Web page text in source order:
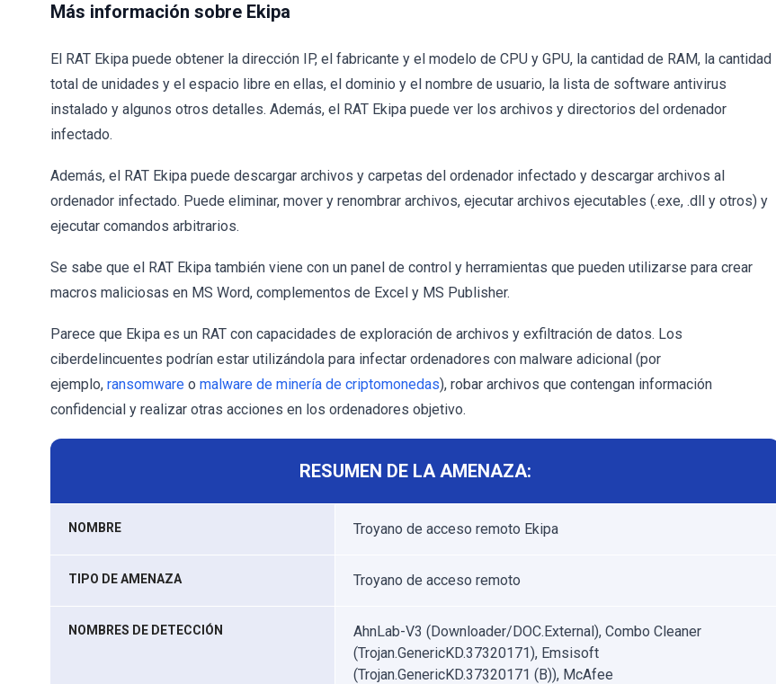
Más información sobre Ekipa
El RAT Ekipa puede obtener la dirección IP, el fabricante y el modelo de CPU y GPU, la cantidad de RAM, la cantidad
total de unidades y el espacio libre en ellas, el dominio y el nombre de usuario, la lista de software antivirus
instalado y algunos otros detalles. Además, el RAT Ekipa puede ver los archivos y directorios del ordenador
infectado.
Además, el RAT Ekipa puede descargar archivos y carpetas del ordenador infectado y descargar archivos al
ordenador infectado. Puede eliminar, mover y renombrar archivos, ejecutar archivos ejecutables (.exe, .dll y otros) y
ejecutar comandos arbitrarios.
Se sabe que el RAT Ekipa también viene con un panel de control y herramientas que pueden utilizarse para crear
macros maliciosas en MS Word, complementos de Excel y MS Publisher.
Parece que Ekipa es un RAT con capacidades de exploración de archivos y exfiltración de datos. Los
ciberdelincuentes podrían estar utilizándola para infectar ordenadores con malware adicional (por
ejemplo, ransomware o malware de minería de criptomonedas), robar archivos que contengan información
confidencial y realizar otras acciones en los ordenadores objetivo.
RESUMEN DE LA AMENAZA:
NOMBRE Troyano de acceso remoto Ekipa
TIPO DE AMENAZA Troyano de acceso remoto
NOMBRES DE DETECCIÓN
AhnLab-V3 (Downloader/DOC.External), Combo Cleaner
(Trojan.GenericKD.37320171), Emsisoft
(Trojan.GenericKD.37320171 (B)), McAfee